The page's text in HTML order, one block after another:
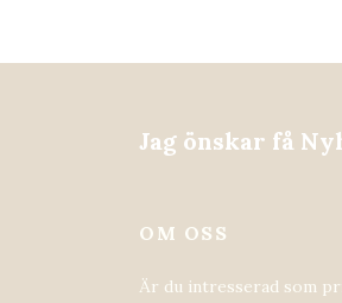
Jag önskar få
OM OSS
Är du intresserad som